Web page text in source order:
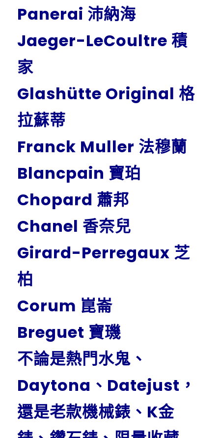
Panerai 沛納海
Jaeger-LeCoultre 積
家
Glashütte Original 格
拉蘇蒂
Franck Muller 法穆蘭
Blancpain 寶珀
Chopard 蕭邦
Chanel 香奈兒
Girard-Perregaux 芝
柏
Corum 崑崙
Breguet 寶璣
不論是熱門水鬼、
Daytona、Datejust，
還是老款機械錶、K金